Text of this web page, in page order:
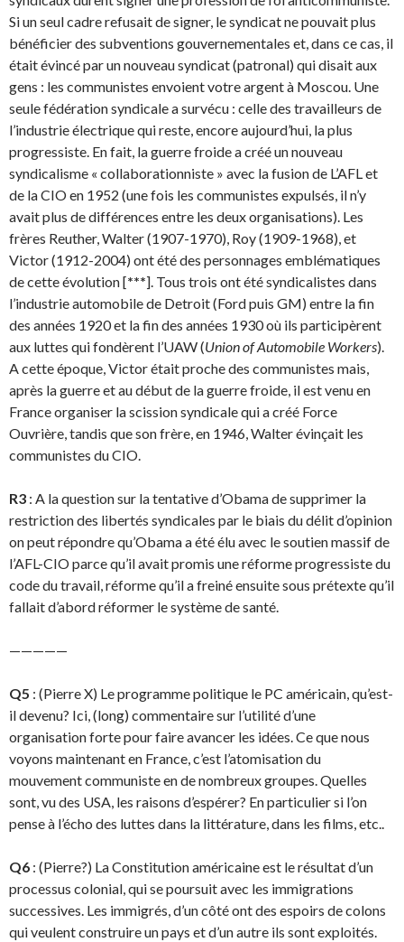
Si un seul cadre refusait de signer, le syndicat ne pouvait plus
bénéficier des subventions gouvernementales et, dans ce cas, il
était évincé par un nouveau syndicat (patronal) qui disait aux
gens : les commu­nistes envoient votre argent à Moscou. Une
seule fédération syndicale a survécu : celle des tra­vailleurs de
l’industrie électrique qui reste, encore aujourd’hui, la plus
progressiste. En fait, la guerre froide a créé un nouveau
syndicalisme « collaborationniste » avec la fusion de L’AFL et
de la CIO en 1952 (une fois les communistes expulsés, il n’y
avait plus de différences entre les deux organisations). Les
frères Reuther, Walter (1907-1970), Roy (1909-1968), et
Victor (1912-2004) ont été des personnages emblématiques
de cette évolution [***]. Tous trois ont été syndicalistes dans
l’industrie automobile de Detroit (Ford puis GM) entre la fin
des années 1920 et la fin des années 1930 où ils participèrent
aux luttes qui fondèrent l’UAW (Union of Automobile Workers).
A cette époque, Victor était proche des communistes mais,
après la guerre et au début de la guerre froide, il est venu en
France organiser la scission syndicale qui a créé Force
Ouvrière, tandis que son frère, en 1946, Walter évinçait les
communistes du CIO.
R3 : A la question sur la tentative d’Obama de supprimer la
restriction des libertés syndicales par le biais du délit d’opinion
on peut répondre qu’Obama a été élu avec le soutien massif de
l’AFL-CIO parce qu’il avait promis une réforme progressiste du
code du travail, réforme qu’il a freiné ensuite sous prétexte qu’il
fallait d’abord réformer le système de santé.
—————
Q5 : (Pierre X) Le programme politique le PC américain, qu’est-
il devenu? Ici, (long) commen­taire sur l’utilité d’une
organisation forte pour faire avancer les idées. Ce que nous
voyons main­tenant en France, c’est l’atomisation du
mouvement communiste en de nombreux groupes. Quelles
sont, vu des USA, les raisons d’espérer? En particulier si l’on
pense à l’écho des luttes dans la littérature, dans les films, etc..
Q6 : (Pierre?) La Constitution américaine est le résultat d’un
processus colonial, qui se poursuit avec les immigrations
successives. Les immigrés, d’un côté ont des espoirs de colons
qui veulent construire un pays et d’un autre ils sont exploités.